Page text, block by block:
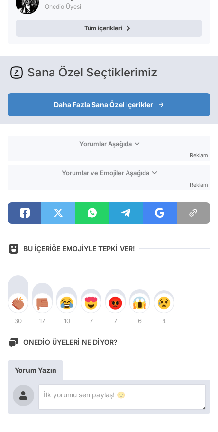
Onedio Üyesi
Tüm içerikleri
Sana Özel Seçtiklerimiz
Daha Fazla Sana Özel İçerikler
Yorumlar Aşağıda
Reklam
Yorumlar ve Emojiler Aşağıda
Reklam
BU İÇERİĞE EMOJİYLE TEPKİ VER!
30 17 10 7 7 6 4
ONEDİO ÜYELERİ NE DİYOR?
Yorum Yazın